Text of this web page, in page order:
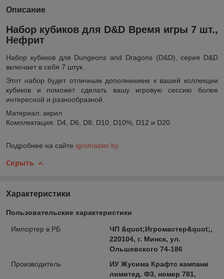
Описание
Набор кубиков для D&D Время игры 7 шт.,
Нефрит
Набор кубиков для Dungeons and Dragons (D&D), серия D&D
включает в себя 7 штук.
Этот набор будет отличным дополнением к вашей коллекции
кубиков и поможет сделать вашу игровую сессию более
интересной и разнообразной.
Материал: акрил
Комплектация: D4, D6, D8, D10, D10%, D12 и D20
Подробнее на сайте igromaster.by
Скрыть
Характеристики
Пользовательские характеристики
Импортер в РБ
ЧП &quot;Игромастер&quot;,
220104, г. Минск, ул.
Ольшевского 74-186
Производитель
ИУ Жусима Крафтс кампани
лимитед. Ф3, номер 781,